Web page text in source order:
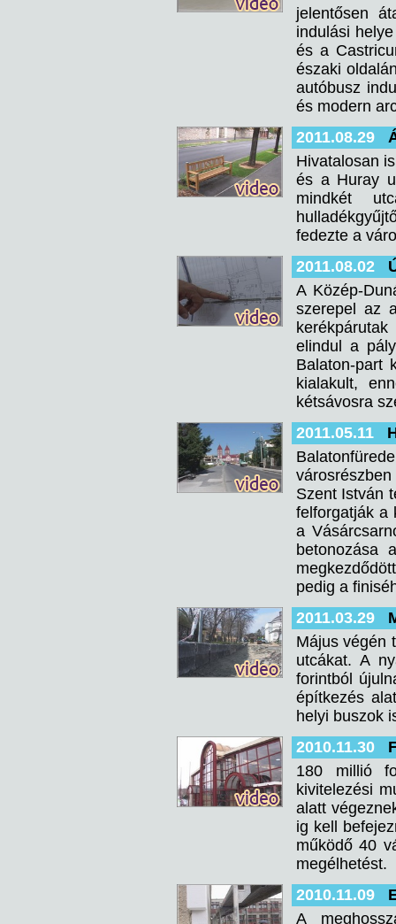
jelentősen
indulási
és a
északi
autóbusz
és modern
2011.08.29
Hivatalosan
és a Huray
mindkét
fedezte a
2011.08.02
A Közép-
szerepel az
elindul a
Balaton-part
kialakult,
kétsávosra
2011.05.11
Szent István
felforgatják a
a
betonozása
pedig a
2011.03.29
Május végén
utcákat. A
forintból
építkezés
helyi buszok
2010.11.30
180 millió
kivitelezési
alatt
ig kell
működő 40
megélhetést.
2010.11.09
A